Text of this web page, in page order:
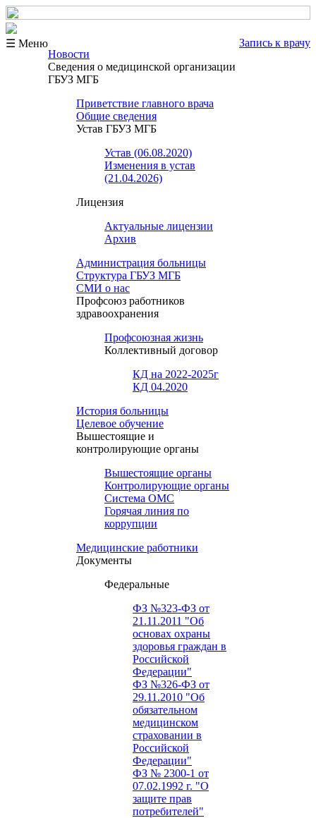
☰ Меню
Запись к врачу
Новости
Сведения о медицинской организации
ГБУЗ МГБ
Приветствие главного врача
Общие сведения
Устав ГБУЗ МГБ
Устав (06.08.2020)
Изменения в устав
(21.04.2026)
Лицензия
Актуальные лицензии
Архив
Администрация больницы
Структура ГБУЗ МГБ
СМИ о нас
Профсоюз работников
здравоохранения
Профсоюзная жизнь
Коллективный договор
КД на 2022-2025г
КД 04.2020
История больницы
Целевое обучение
Вышестоящие и
контролирующие органы
Вышестоящие органы
Контролирующие органы
Система ОМС
Горячая линия по
коррупции
Медицинские работники
Документы
Федеральные
ФЗ №323-ФЗ от
21.11.2011 "Об
основах охраны
здоровья граждан в
Российской
Федерации"
ФЗ №326-ФЗ от
29.11.2010 "Об
обязательном
медицинском
страховании в
Российской
Федерации"
ФЗ № 2300-1 от
07.02.1992 г. "О
защите прав
потребителей"